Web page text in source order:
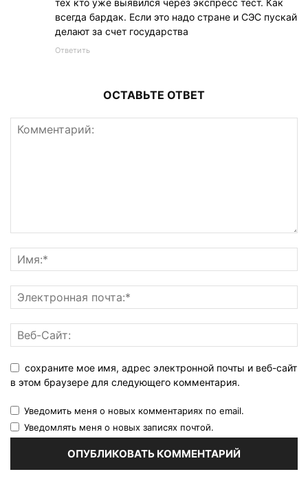
тех кто уже выявился через экспресс тест. Как
всегда бардак. Если это надо стране и СЭС пускай
делают за счет государства
Ответить
ОСТАВЬТЕ ОТВЕТ
сохраните мое имя, адрес электронной почты и веб-сайт
в этом браузере для следующего комментария.
Уведомить меня о новых комментариях по email.
Уведомлять меня о новых записях почтой.